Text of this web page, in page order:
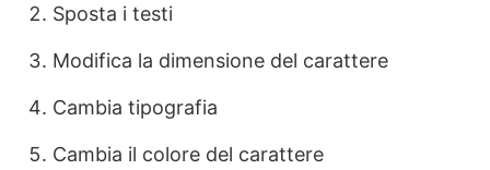
Sposta i testi
Modifica la dimensione del carattere
Cambia tipografia
Cambia il colore del carattere